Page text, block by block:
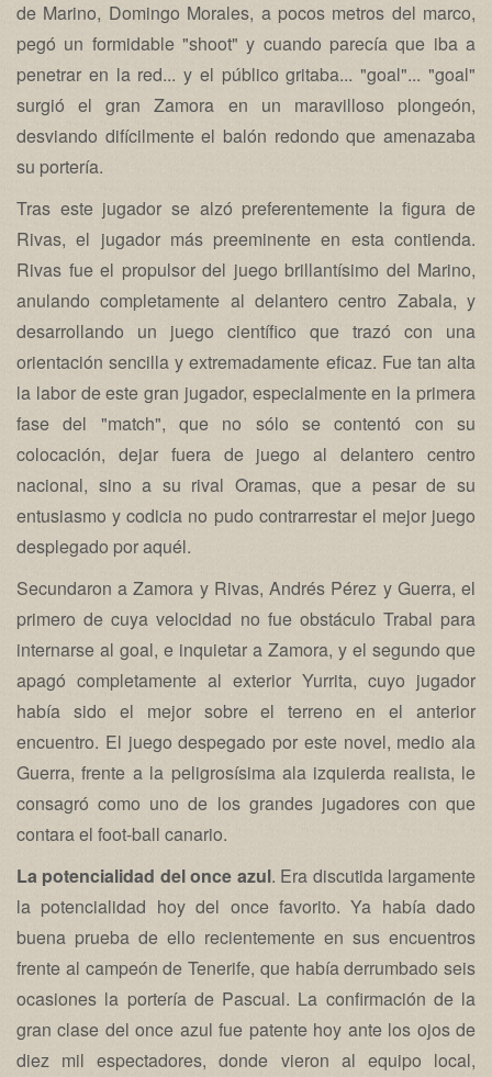
de Marino, Domingo Morales, a pocos metros del marco,
pegó un formidable "shoot" y cuando parecía que iba a
penetrar en la red... y el público gritaba... "goal"... "goal"
surgió el gran Zamora en un maravilloso plongeón,
desviando difícilmente el balón redondo que amenazaba
su portería.
Tras este jugador se alzó preferentemente la figura de
Rivas, el jugador más preeminente en esta contienda.
Rivas fue el propulsor del juego brillantísimo del Marino,
anulando completamente al delantero centro Zabala, y
desarrollando un juego científico que trazó con una
orientación sencilla y extremadamente eficaz. Fue tan alta
la labor de este gran jugador, especialmente en la primera
fase del "match", que no sólo se contentó con su
colocación, dejar fuera de juego al delantero centro
nacional, sino a su rival Oramas, que a pesar de su
entusiasmo y codicia no pudo contrarrestar el mejor juego
desplegado por aquél.
Secundaron a Zamora y Rivas, Andrés Pérez y Guerra, el
primero de cuya velocidad no fue obstáculo Trabal para
internarse al goal, e inquietar a Zamora, y el segundo que
apagó completamente al exterior Yurrita, cuyo jugador
había sido el mejor sobre el terreno en el anterior
encuentro. El juego despegado por este novel, medio ala
Guerra, frente a la peligrosísima ala izquierda realista, le
consagró como uno de los grandes jugadores con que
contara el foot-ball canario.
La potencialidad del once azul. Era discutida largamente
la potencialidad hoy del once favorito. Ya había dado
buena prueba de ello recientemente en sus encuentros
frente al campeón de Tenerife, que había derrumbado seis
ocasiones la portería de Pascual. La confirmación de la
gran clase del once azul fue patente hoy ante los ojos de
diez mil espectadores, donde vieron al equipo local,